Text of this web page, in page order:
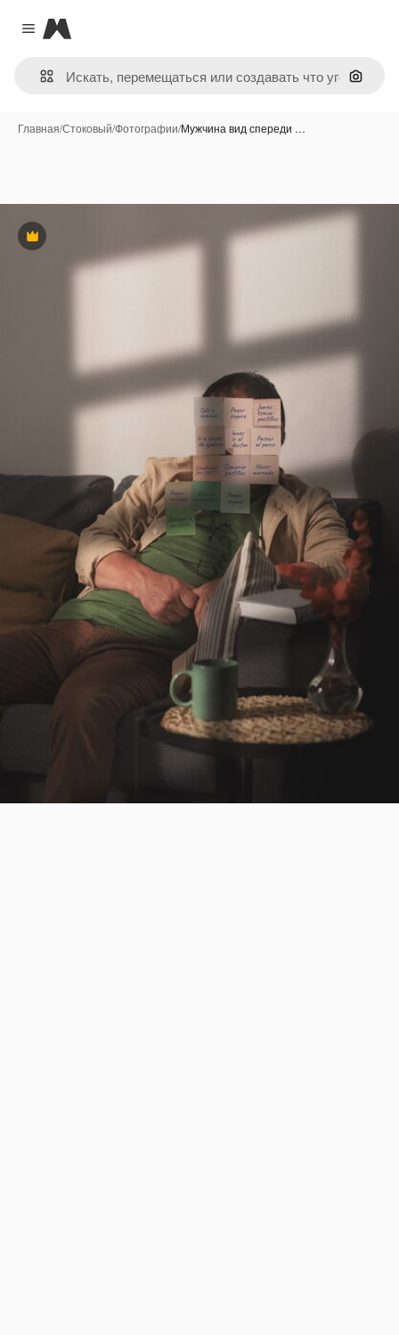
Close menu
Magnific
Поиск
Главная/Стоковый/Фотографии/Мужчина вид спереди …
Премиум